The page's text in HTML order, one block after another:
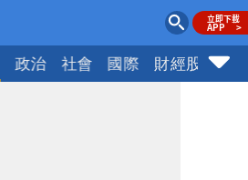
政治 社會 國際 財經股市